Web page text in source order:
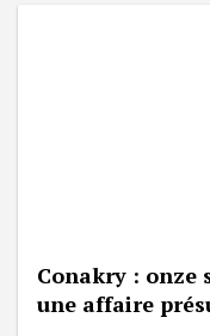
Conakry : onze
une affaire